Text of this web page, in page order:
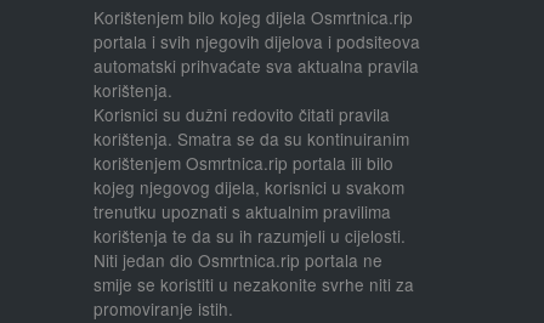
Korištenjem bilo kojeg dijela Osmrtnica.rip
portala i svih njegovih dijelova i podsiteova
automatski prihvaćate sva aktualna pravila
korištenja.
Korisnici su dužni redovito čitati pravila
korištenja. Smatra se da su kontinuiranim
korištenjem Osmrtnica.rip portala ili bilo
kojeg njegovog dijela, korisnici u svakom
trenutku upoznati s aktualnim pravilima
korištenja te da su ih razumjeli u cijelosti.
Niti jedan dio Osmrtnica.rip portala ne
smije se koristiti u nezakonite svrhe niti za
promoviranje istih.